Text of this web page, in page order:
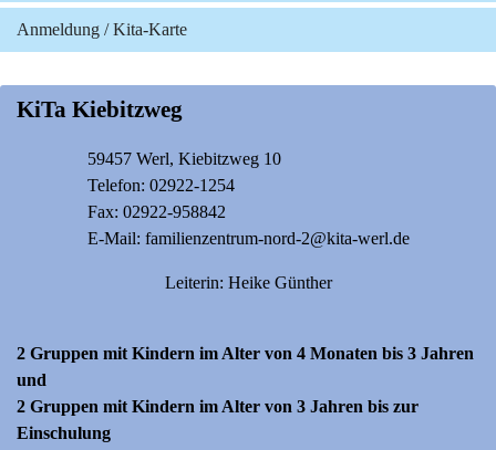
Anmeldung / Kita-Karte
KiTa Kiebitzweg
59457 Werl, Kiebitzweg 10
Telefon: 02922-1254
Fax: 02922-958842
E-Mail: familienzentrum-nord-2@kita-werl.de
Leiterin: Heike Günther
2 Gruppen mit Kindern im Alter von 4 Monaten bis 3 Jahren
und
2 Gruppen mit Kindern im Alter von 3 Jahren bis zur
Einschulung